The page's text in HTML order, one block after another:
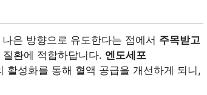
은 방향으로 유도한다는 점에서 주목받고
환에 적합하답니다. 엔도세포
활성화를 통해 혈액 공급을 개선하게 되니,